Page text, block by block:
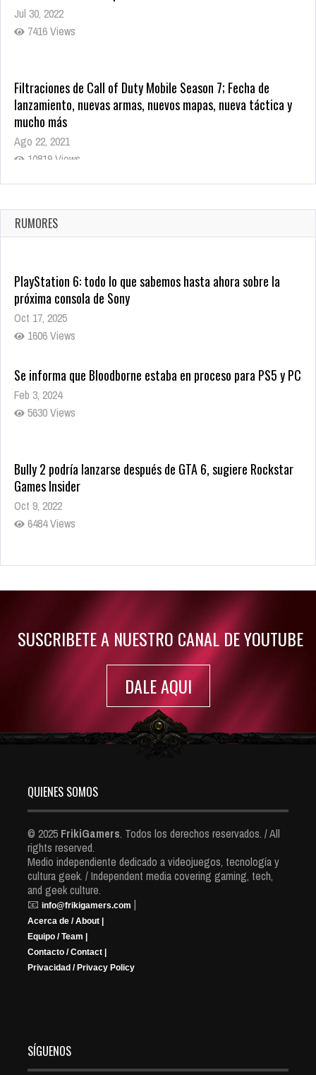
Jul 30, 2022
7416 Views
Filtraciones de Call of Duty Mobile Season 7; Fecha de
lanzamiento, nuevas armas, nuevos mapas, nueva táctica y
mucho más
Ago 22, 2021
10819 Views
La configuración de Call of Duty 2021 aparentemente ya fue
Ago 8, 2021
10004 Views
RUMORES
PlayStation 6: todo lo que sabemos hasta ahora sobre la
próxima consola de Sony
Oct 17, 2025
1606 Views
Se informa que Bloodborne estaba en proceso para PS5 y PC
Feb 3, 2024
5630 Views
Bully 2 podría lanzarse después de GTA 6, sugiere Rockstar
Games Insider
Oct 9, 2022
6484 Views
Rumor: Se filtran los primeros detalles de Resident Evil 9
SUSCRIBETE A NUESTRO CANAL DE YOUTUBE
DALE AQUI
QUIENES SOMOS
© 2025 FrikiGamers. Todos los derechos reservados. / All
rights reserved.
Medio independiente dedicado a videojuegos, tecnología y
cultura geek. / Independent media covering gaming, tech,
and geek culture.
📧 info@frikigamers.com |
Acerca de / About |
Equipo / Team |
Contacto / Contact |
Privacidad / Privacy Policy
SÍGUENOS